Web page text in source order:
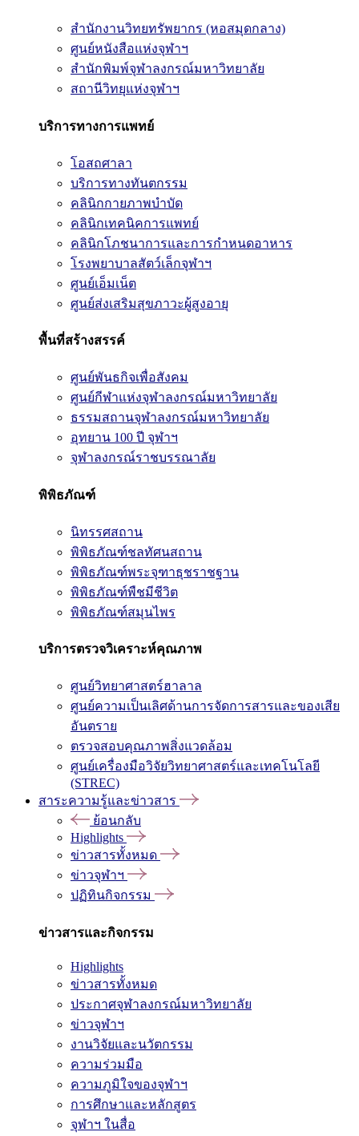
สำนักงานวิทยทรัพยากร (หอสมุดกลาง)
ศูนย์หนังสือแห่งจุฬาฯ
สำนักพิมพ์จุฬาลงกรณ์มหาวิทยาลัย
สถานีวิทยุแห่งจุฬาฯ
บริการทางการแพทย์
โอสถศาลา
บริการทางทันตกรรม
คลินิกกายภาพบำบัด
คลินิกเทคนิคการแพทย์
คลินิกโภชนาการและการกำหนดอาหาร
โรงพยาบาลสัตว์เล็กจุฬาฯ
ศูนย์เอ็มเน็ต
ศูนย์ส่งเสริมสุขภาวะผู้สูงอายุ
พื้นที่สร้างสรรค์
ศูนย์พันธกิจเพื่อสังคม
ศูนย์กีฬาแห่งจุฬาลงกรณ์มหาวิทยาลัย
ธรรมสถานจุฬาลงกรณ์มหาวิทยาลัย
อุทยาน 100 ปี จุฬาฯ
จุฬาลงกรณ์ราชบรรณาลัย
พิพิธภัณฑ์
นิทรรศสถาน
พิพิธภัณฑ์ชลทัศนสถาน
พิพิธภัณฑ์พระจุฑาธุชราชฐาน
พิพิธภัณฑ์พืชมีชีวิต
พิพิธภัณฑ์สมุนไพร
บริการตรวจวิเคราะห์คุณภาพ
ศูนย์วิทยาศาสตร์ฮาลาล
ศูนย์ความเป็นเลิศด้านการจัดการสารและของเสีย
อันตราย
ตรวจสอบคุณภาพสิ่งแวดล้อม
ศูนย์เครื่องมือวิจัยวิทยาศาสตร์และเทคโนโลยี
(STREC)
สาระความรู้และข่าวสาร
ย้อนกลับ
Highlights
ข่าวสารทั้งหมด
ข่าวจุฬาฯ
ปฏิทินกิจกรรม
ข่าวสารและกิจกรรม
Highlights
ข่าวสารทั้งหมด
ประกาศจุฬาลงกรณ์มหาวิทยาลัย
ข่าวจุฬาฯ
งานวิจัยและนวัตกรรม
ความร่วมมือ
ความภูมิใจของจุฬาฯ
การศึกษาและหลักสูตร
จุฬาฯ ในสื่อ